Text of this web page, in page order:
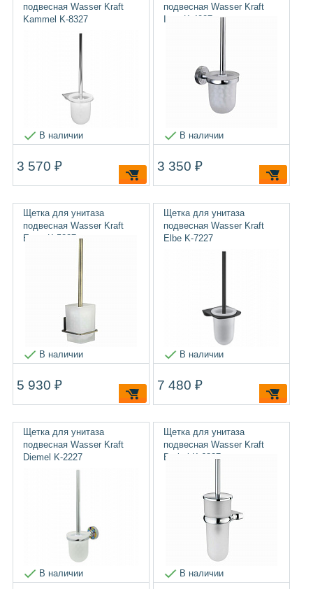
подвесная Wasser Kraft
Kammel K-8327
В наличии
3 570 ₽
подвесная Wasser Kraft
Isen K-4027
В наличии
3 350 ₽
Щетка для унитаза
подвесная Wasser Kraft
Exter K-5227
В наличии
5 930 ₽
Щетка для унитаза
подвесная Wasser Kraft
Elbe K-7227
В наличии
7 480 ₽
Щетка для унитаза
подвесная Wasser Kraft
Diemel K-2227
В наличии
Щетка для унитаза
подвесная Wasser Kraft
Berkel K-6827
В наличии